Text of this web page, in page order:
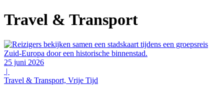
Travel & Transport
25 juni 2026
|
Travel & Transport, Vrije Tijd